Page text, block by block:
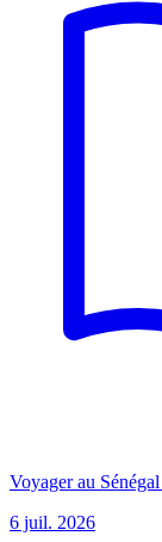
Voyager au
6 juil. 2026